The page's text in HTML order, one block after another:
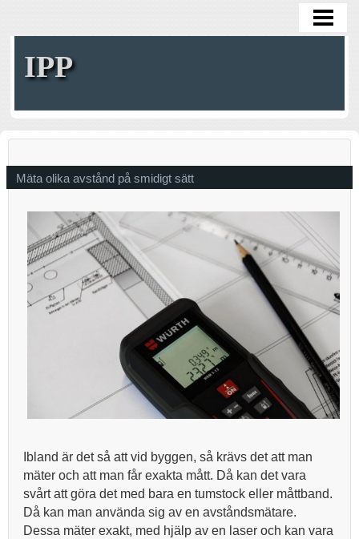
IPP
Mäta olika avstånd på smidigt sätt
Ibland är det så att vid byggen, så krävs det att man
mäter och att man får exakta mått. Då kan det vara
svårt att göra det med bara en tumstock eller måttband.
Då kan man använda sig av en avståndsmätare.
Dessa mäter exakt, med hjälp av en laser och kan vara